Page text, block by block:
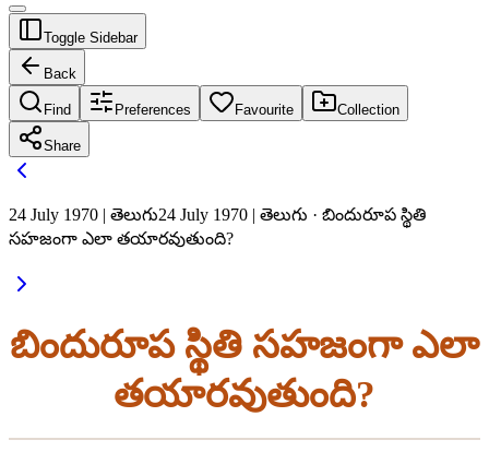
Toggle Sidebar
Back
Find Preferences Favourite Collection
Share
24 July 1970 | తెలుగు24 July 1970 | తెలుగు · బిందురూప స్థితి
సహజంగా ఎలా తయారవుతుంది?
బిందురూప స్థితి సహజంగా ఎలా
తయారవుతుంది?